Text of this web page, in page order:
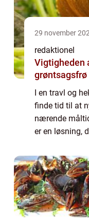
29 november
redaktionel
Vigtigheden
grøntsagsfrø
I en travl og
finde tid til at
nærende
er en løsning,
tilberede